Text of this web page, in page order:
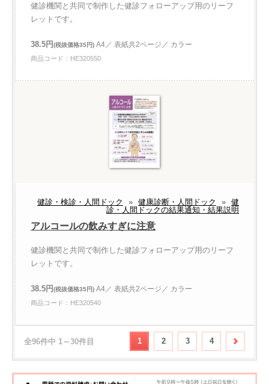
健診機関と共同で制作した健診フォローアップ用のリーフ
レットです。
38.5円(税抜価格35円) A4／ 表紙共2ページ／ カラー
商品コード：HE320550
健診・検診・人間ドック » 健康診断・人間ドック » 健
診・人間ドックの結果通知・結果説明
アルコールの飲みすぎに注意
健診機関と共同で制作した健診フォローアップ用のリーフ
レットです。
38.5円(税抜価格35円) A4／ 表紙共2ページ／ カラー
商品コード：HE320540
全96件中 1～30件目 1 2 3 4